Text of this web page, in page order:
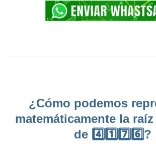
¿Cómo podemos
matemáticamente la
de 4️⃣1️⃣7️⃣6️⃣?